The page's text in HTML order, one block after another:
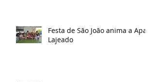
Festa de São João anima a Apae
Lajeado